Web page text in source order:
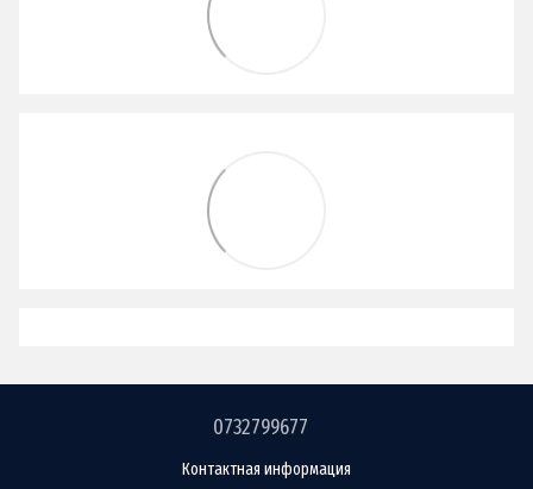
0732799677
Контактная информация